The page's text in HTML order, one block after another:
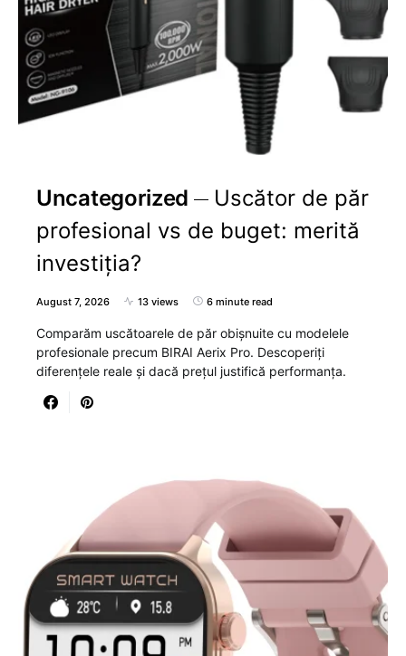
Uncategorized
Uscător de păr
profesional vs de buget: merită
investiția?
August 7, 2026 13 views 6 minute read
Comparăm uscătoarele de păr obișnuite cu modelele
profesionale precum BIRAI Aerix Pro. Descoperiți
diferențele reale și dacă prețul justifică performanța.